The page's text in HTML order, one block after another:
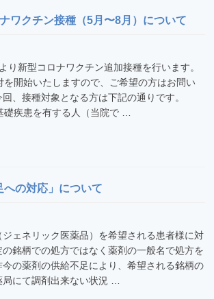
ワクチン接種（5月〜8月）について
り新型コロナワクチン追加接種を行います。
を開始いたしますので、ご希望の方はお問い
、接種対象となる方は下記の通りです。
疾患を有する人（当院で …
への対応」について
ェネリック医薬品）を希望される患者様に対
の銘柄での処方ではなく薬剤の一般名で処方を
の薬剤の供給不足により、希望される銘柄の
にて調剤出来ない状況 …